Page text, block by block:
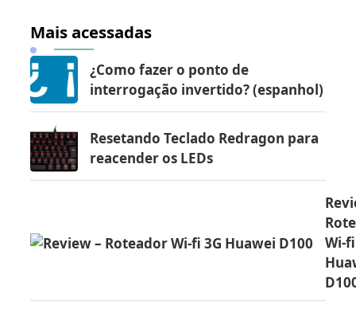
Mais acessadas
¿Como fazer o ponto de
interrogação invertido? (espanhol)
Resetando Teclado Redragon para
reacender os LEDs
Wi-